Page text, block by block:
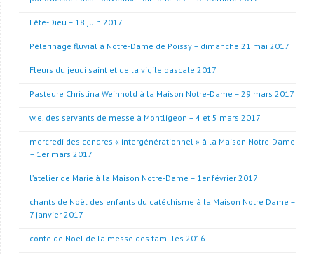
Fête-Dieu – 18 juin 2017
Pèlerinage fluvial à Notre-Dame de Poissy – dimanche 21 mai 2017
Fleurs du jeudi saint et de la vigile pascale 2017
Pasteure Christina Weinhold à la Maison Notre-Dame – 29 mars 2017
w.e. des servants de messe à Montligeon – 4 et 5 mars 2017
mercredi des cendres « intergénérationnel » à la Maison Notre-Dame
– 1er mars 2017
l’atelier de Marie à la Maison Notre-Dame – 1er février 2017
chants de Noël des enfants du catéchisme à la Maison Notre Dame –
7 janvier 2017
conte de Noël de la messe des familles 2016